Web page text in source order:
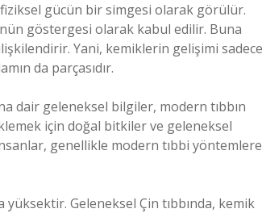
gücün bir simgesi olarak görülür.
göstergesi olarak kabul edilir. Buna
ilişkilendirir. Yani, kemiklerin gelişimi sadece
da parçasıdır.
dair geleneksel bilgiler, modern tıbbın
için doğal bitkiler ve geleneksel
genellikle modern tıbbi yöntemlere
yüksektir. Geleneksel Çin tıbbında, kemik